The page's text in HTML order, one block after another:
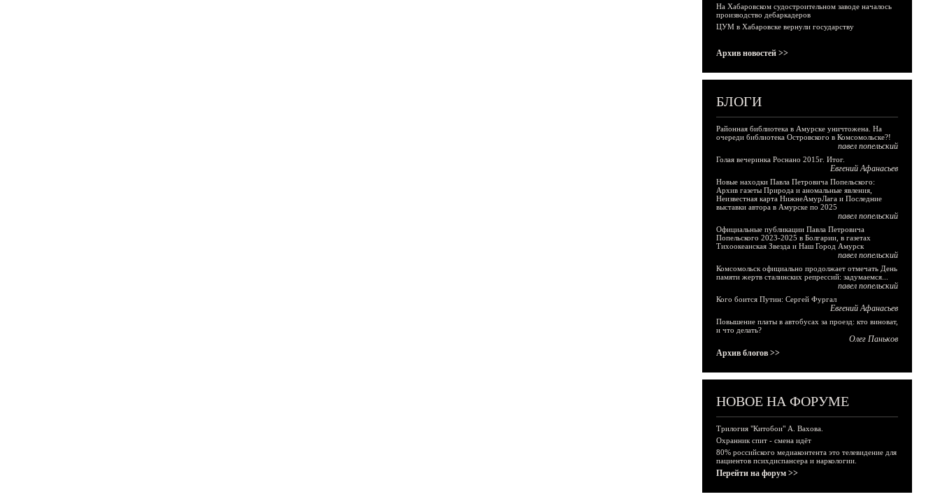
На Хабаровском судостроительном заводе началось
производство дебаркадеров
ЦУМ в Хабаровске вернули государству
Архив новостей >>
БЛОГИ
Районная библиотека в Амурске уничтожена. На
очереди библиотека Островского в Комсомольске?!
павел попельский
Голая вечеринка Роснано 2015г. Итог.
Евгений Афанасьев
Новые находки Павла Петровича Попельского:
Архив газеты Природа и аномальные явления,
Неизвестная карта НижнеАмурЛага и Последние
выставки автора в Амурске по 2025
павел попельский
Официальные публикации Павла Петровича
Попельского 2023-2025 в Болгарии, в газетах
Тихоокеанская Звезда и Наш Город Амурск
павел попельский
Комсомольск официально продолжает отмечать День
памяти жертв сталинских репрессий: задумаемся...
павел попельский
Кого боится Путин: Сергей Фургал
Евгений Афанасьев
Повышение платы в автобусах за проезд: кто виноват,
и что делать?
Олег Паньков
Архив блогов >>
НОВОЕ НА ФОРУМЕ
Трилогия "Китобои" А. Вахова.
Охранник спит - смена идёт
80% российского медиаконтента это телевидение для
пациентов психдиспансера и наркологии.
Перейти на форум >>